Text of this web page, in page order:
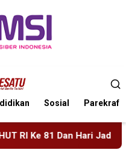
Sosial Parekraf
Blitar, Dimeriahkan